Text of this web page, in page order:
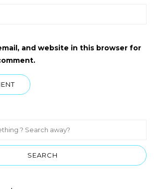
and website in this browser for